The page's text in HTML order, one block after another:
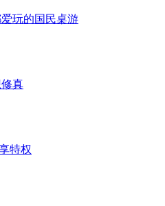
玩的国民桌游
真
特权